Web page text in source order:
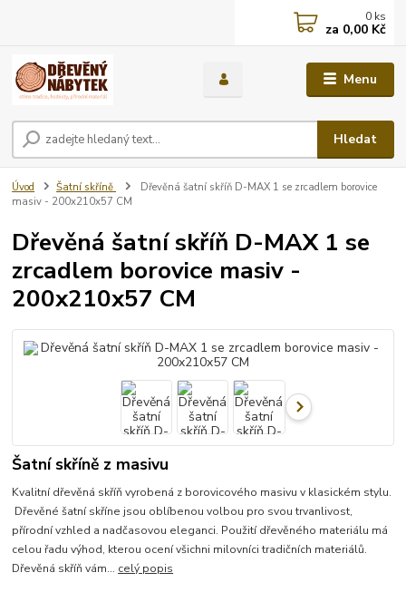
Menu
Hledat
0 ks
za 0,00 Kč
Úvod Šatní skříně
Dřevěná šatní skříň D-MAX 1 se zrcadlem borovice
masiv - 200x210x57 CM
Dřevěná šatní skříň D-MAX 1 se
zrcadlem borovice masiv -
200x210x57 CM
Šatní skříně z masivu
Kvalitní dřevěná skříň vyrobená z borovicového masivu v klasickém stylu.
Dřevěné šatní skříne jsou oblíbenou volbou pro svou trvanlivost,
přírodní vzhled a nadčasovou eleganci. Použití dřevěného materiálu má
celou řadu výhod, kterou ocení všichni milovníci tradičních materiálů.
Dřevěná skříň vám... celý popis